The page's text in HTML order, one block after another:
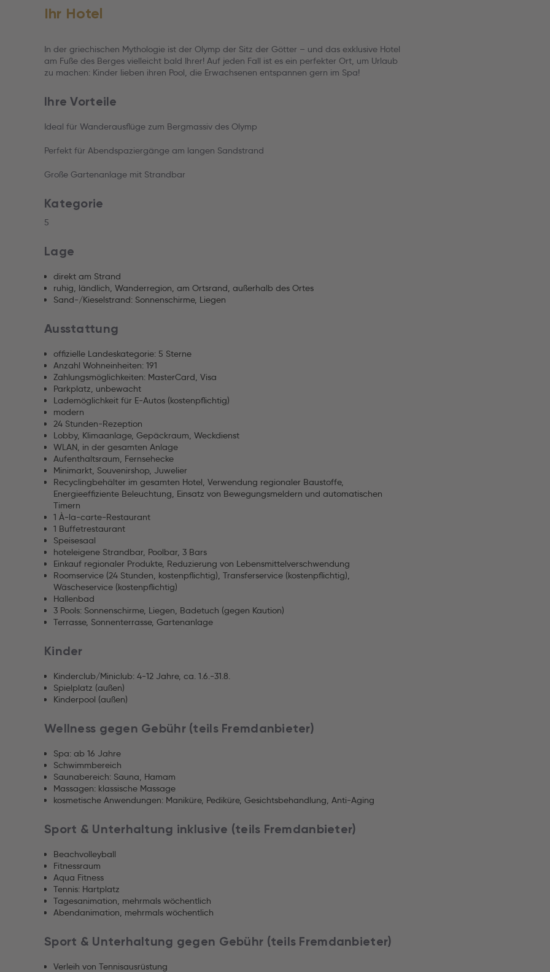
Ihr Hotel
In der griechischen Mythologie ist der Olymp der Sitz der Götter – und das exklusive Hotel
am Fuße des Berges vielleicht bald Ihrer! Auf jeden Fall ist es ein perfekter Ort, um Urlaub
zu machen: Kinder lieben ihren Pool, die Erwachsenen entspannen gern im Spa!
Ihre Vorteile
Ideal für Wanderausflüge zum Bergmassiv des Olymp
Perfekt für Abendspaziergänge am langen Sandstrand
Große Gartenanlage mit Strandbar
Kategorie
5
Lage
direkt am Strand
ruhig, ländlich, Wanderregion, am Ortsrand, außerhalb des Ortes
Sand-/Kieselstrand: Sonnenschirme, Liegen
Ausstattung
offizielle Landeskategorie: 5 Sterne
Anzahl Wohneinheiten: 191
Zahlungsmöglichkeiten: MasterCard, Visa
Parkplatz, unbewacht
Lademöglichkeit für E-Autos (kostenpflichtig)
modern
24 Stunden-Rezeption
Lobby, Klimaanlage, Gepäckraum, Weckdienst
WLAN, in der gesamten Anlage
Aufenthaltsraum, Fernsehecke
Minimarkt, Souvenirshop, Juwelier
Recyclingbehälter im gesamten Hotel, Verwendung regionaler Baustoffe,
Energieeffiziente Beleuchtung, Einsatz von Bewegungsmeldern und automatischen
Timern
1 À-la-carte-Restaurant
1 Buffetrestaurant
Speisesaal
hoteleigene Strandbar, Poolbar, 3 Bars
Einkauf regionaler Produkte, Reduzierung von Lebensmittelverschwendung
Roomservice (24 Stunden, kostenpflichtig), Transferservice (kostenpflichtig),
Wäscheservice (kostenpflichtig)
Hallenbad
3 Pools: Sonnenschirme, Liegen, Badetuch (gegen Kaution)
Terrasse, Sonnenterrasse, Gartenanlage
Kinder
Kinderclub/Miniclub: 4-12 Jahre, ca. 1.6.-31.8.
Spielplatz (außen)
Kinderpool (außen)
Wellness gegen Gebühr (teils Fremdanbieter)
Spa: ab 16 Jahre
Schwimmbereich
Saunabereich: Sauna, Hamam
Massagen: klassische Massage
kosmetische Anwendungen: Maniküre, Pediküre, Gesichtsbehandlung, Anti-Aging
Sport & Unterhaltung inklusive (teils Fremdanbieter)
Beachvolleyball
Fitnessraum
Aqua Fitness
Tennis: Hartplatz
Tagesanimation, mehrmals wöchentlich
Abendanimation, mehrmals wöchentlich
Sport & Unterhaltung gegen Gebühr (teils Fremdanbieter)
Verleih von Tennisausrüstung